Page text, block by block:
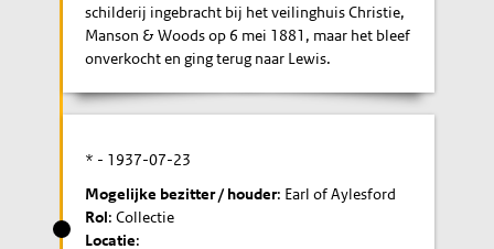
schilderij ingebracht bij het veilinghuis Christie,
Manson & Woods op 6 mei 1881, maar het bleef
onverkocht en ging terug naar Lewis.
* - 1937-07-23
Mogelijke bezitter / houder: Earl of Aylesford
Rol: Collectie
Locatie: